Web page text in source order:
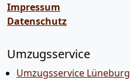
Impressum
Datenschutz
Umzugsservice
Umzugsservice Lüneburg